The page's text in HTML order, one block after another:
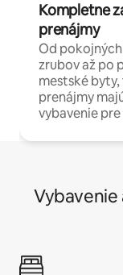
Kompletne
prenájmy
Od
zrubov až po
mestské
prenájmy
vybavenie
Vybavenie